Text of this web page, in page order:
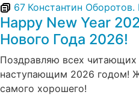
67 Константин Оборотов.
Happy New Year
Нового Года 2026!
Поздравляю всех читающих
наступающим 2026 годом!
самого хорошего!